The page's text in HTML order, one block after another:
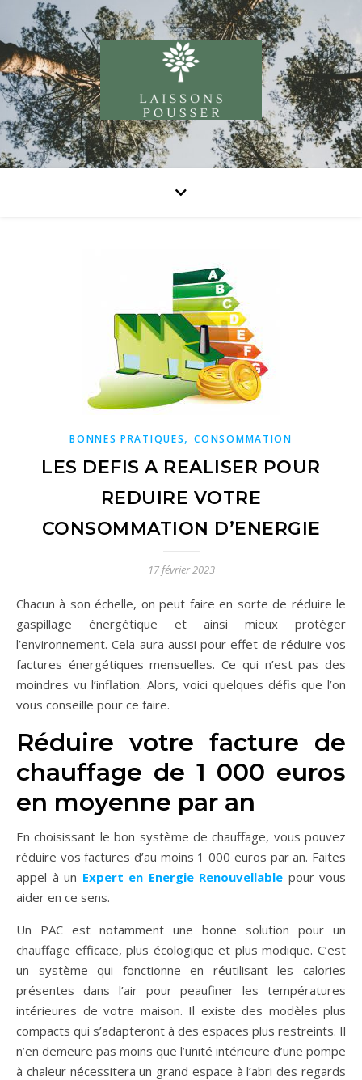
BONNES PRATIQUES,CONSOMMATION
LES DEFIS A REALISER POUR
REDUIRE VOTRE
CONSOMMATION D’ENERGIE
17 février 2023
Chacun à son échelle, on peut faire en sorte de réduire le
gaspillage énergétique et ainsi mieux protéger
l’environnement. Cela aura aussi pour effet de réduire vos
factures énergétiques mensuelles. Ce qui n’est pas des
moindres vu l’inflation. Alors, voici quelques défis que l’on
vous conseille pour ce faire.
Réduire votre facture de
chauffage de 1 000 euros
en moyenne par an
En choisissant le bon système de chauffage, vous pouvez
réduire vos factures d’au moins 1 000 euros par an. Faites
appel à un Expert en Energie Renouvellable pour vous
aider en ce sens.
Un PAC est notamment une bonne solution pour un
chauffage efficace, plus écologique et plus modique. C’est
un système qui fonctionne en réutilisant les calories
présentes dans l’air pour peaufiner les températures
intérieures de votre maison. Il existe des modèles plus
compacts qui s’adapteront à des espaces plus restreints. Il
n’en demeure pas moins que l’unité intérieure d’une pompe
à chaleur nécessitera un grand espace à l’abri des regards